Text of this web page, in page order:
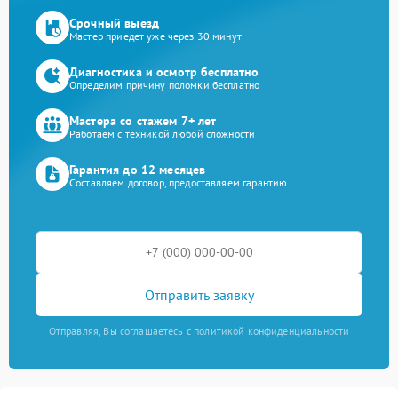
Срочный выезд
Мастер приедет уже через 30 минут
Диагностика и осмотр бесплатно
Определим причину поломки бесплатно
Мастера со стажем 7+ лет
Работаем с техникой любой сложности
Гарантия до 12 месяцев
Составляем договор, предоставляем гарантию
Отправить заявку
Отправляя, Вы соглашаетесь с политикой конфиденциальности